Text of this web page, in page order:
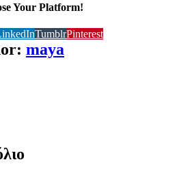
Your Platform!
TumblrPinterest
maya